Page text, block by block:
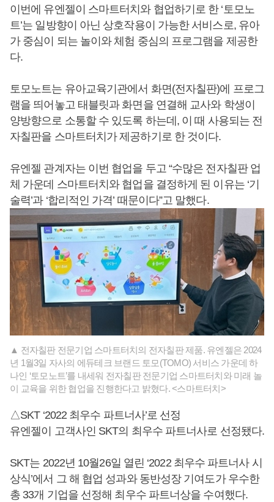
이번에 유엔젤이 스마트터치와 협업하기로 한 ‘토모노
트’는 일방향이 아닌 상호작용이 가능한 서비스로, 유아
가 중심이 되는 놀이와 체험 중심의 프로그램을 제공한
다.
토모노트는 유아교육기관에서 화면(전자칠판)에 프로그
램을 띄어놓고 태블릿과 화면을 연결해 교사와 학생이
양방향으로 소통할 수 있도록 하는데, 이 때 사용되는 전
자칠판을 스마트터치가 제공하기로 한 것이다.
유엔젤 관계자는 이번 협업을 두고 “수많은 전자칠판 업
체 가운데 스마트터치와 협업을 결정하게 된 이유는 ‘기
술력’과 ‘합리적인 가격’ 때문이다”고 말했다.
▲ 전자칠판 전문기업 스마트터치의 전자칠판 제품. 유엔젤은 2024
년 1월3일 자사의 에듀테크 브랜드 토모(TOMO) 서비스 가운데 하
나인 ‘토모노트’를 내세워 전자칠판 전문기업 스마트터치와 미래 놀
이 교육을 위한 협업을 진행한다고 밝혔다. <스마트터치>
△SKT ‘2022 최우수 파트너사’로 선정
유엔젤이 고객사인 SKT의 최우수 파트너사로 선정됐다.
SKT는 2022년 10월26일 열린 ‘2022 최우수 파트너사 시
상식’에서 그 해 협업 성과와 동반성장 기여도가 우수한
총 33개 기업을 선정해 최우수 파트너상을 수여했다.